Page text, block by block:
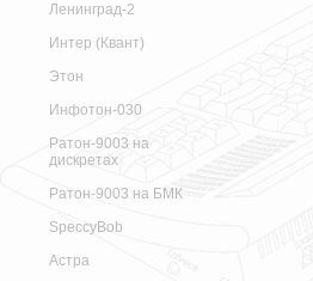
Ленинград-2
Интер (Квант)
Этон
Инфотон-030
Ратон-9003 на
дискретах
Ратон-9003 на БМК
SpeccyBob
Астра